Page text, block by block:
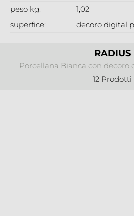
RADIUS
Porcellana Bianca con
12 Prodotti
peso kg:
1,02
superfice:
decoro digital